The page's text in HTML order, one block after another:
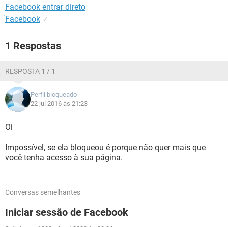
Facebook entrar direto
́Facebook ✓
1 Respostas
RESPOSTA 1 / 1
Perfil bloqueado
22 jul 2016 às 21:23
Oi
Impossível, se ela bloqueou é porque não quer mais que
você tenha acesso à sua página.
Conversas semelhantes
Iniciar sessão de Facebook